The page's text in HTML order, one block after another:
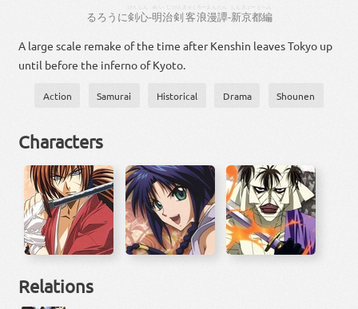
るろう に剣心-明治剣客浪漫譚-新京都編
A large scale remake of the time after Kenshin leaves Tokyo up
until before the inferno of Kyoto.
Action Samurai Historical Drama Shounen
Characters
Relations